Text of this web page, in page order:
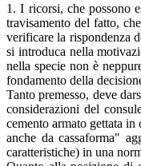
1. I ricorsi, che possono
travisamento del fatto,
verificare la rispondenza
si introduca nella
nella specie non è
fondamento della
Tanto premesso, deve
considerazioni del
cemento armato gettata
anche da cassaforma"
caratteristiche) in una